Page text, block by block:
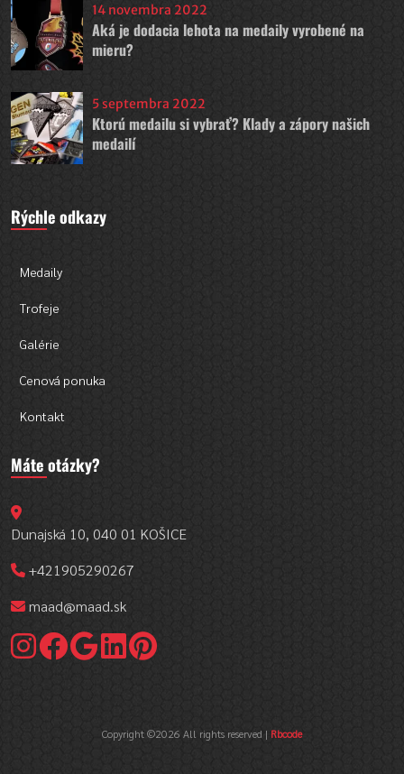
14 novembra 2022
Aká je dodacia lehota na medaily vyrobené na
mieru?
5 septembra 2022
Ktorú medailu si vybrať? Klady a zápory našich
medailí
Rýchle odkazy
Medaily
Trofeje
Galérie
Cenová ponuka
Kontakt
Máte otázky?
Dunajská 10, 040 01 KOŠICE
+421905290267
maad@maad.sk
Copyright ©2026 All rights reserved | Rbcode